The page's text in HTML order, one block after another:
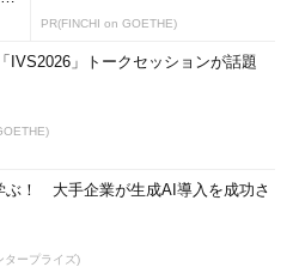
PR(FINCHI on GOETHE)
IVS2026」トークセッションが話題
ぶ！ 大手企業が生成AI導入を成功さ
タープライズ)